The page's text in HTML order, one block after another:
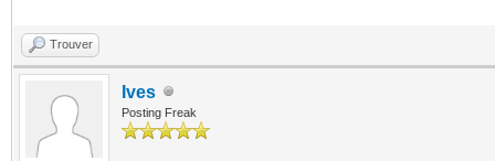
Trouver
Ives
Posting Freak